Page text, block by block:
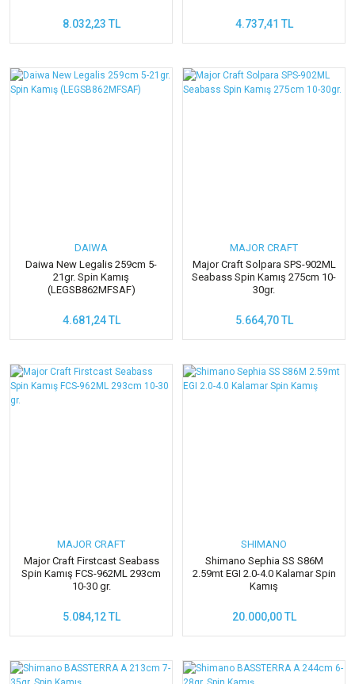
8.032,23 TL 4.737,41 TL
DAIWA
Daiwa New Legalis 259cm 5-
21gr. Spin Kamış
(LEGSB862MFSAF)
4.681,24 TL
MAJOR CRAFT
Major Craft Solpara SPS-902ML
Seabass Spin Kamış 275cm 10-
30gr.
5.664,70 TL
MAJOR CRAFT
Major Craft Firstcast Seabass
Spin Kamış FCS-962ML 293cm
10-30 gr.
5.084,12 TL
SHIMANO
Shimano Sephia SS S86M
2.59mt EGI 2.0-4.0 Kalamar Spin
Kamış
20.000,00 TL